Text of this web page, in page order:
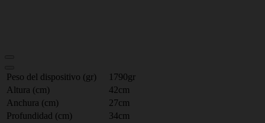
Peso del dispositivo (gr)
1790gr
Altura (cm)
42cm
Anchura (cm)
27cm
Profundidad (cm)
34cm